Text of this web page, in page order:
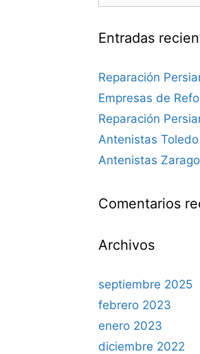
Entradas
Reparación
Empresas de
Reparación
Antenistas
Antenistas
Comentarios
Archivos
septiembre 2025
febrero 2023
enero 2023
diciembre 2022